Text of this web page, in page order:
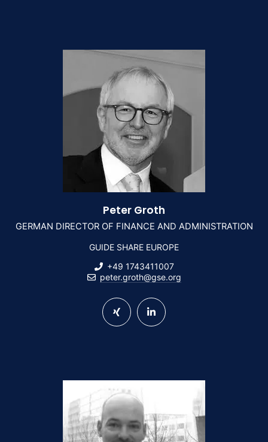
Peter Groth
GERMAN DIRECTOR OF FINANCE AND ADMINISTRATION
GUIDE SHARE EUROPE
+49 1743411007
peter.groth@gse.org